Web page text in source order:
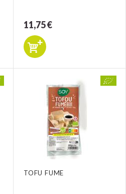
11,75 €
TOFU FUME